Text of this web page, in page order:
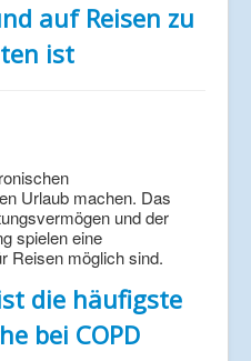
auf Reisen zu
ist
Urlaub machen. Das
und der
spielen eine
Reisen möglich sind.
die häufigste
bei COPD